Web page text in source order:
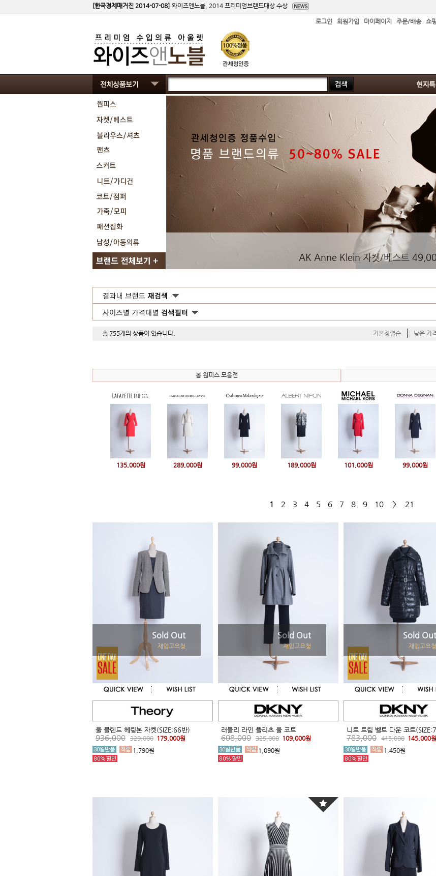
[한국일보 2014-03-27] 대한민국서비스만족 - e서비스부문 와이즈앤노블 대상수상
로그인 회원가입 마이페이지 주문/배송 쇼
AK Anne Klein 자켓/베스트
총 755개의 상품이 있습니다. 기본정렬순 낮은 가
봄 원피스 모음전
135,000원 289,000원 99,000원 189,000원 101,000원 99,000원
1 2 3 4 5 6 7 8 9 10 ＞ 21
Sold Out
재입고요청
울 블렌드 헤링본 자켓(SIZE:66반)
936,000 329,000 179,000원
1,790원
Sold Out
재입고요청
러블리 라인 플리츠 울 코트
608,000 325,000 109,000원
1,090원
Sold Out
재입고요청
니트 트림 벨트 다운 코트
783,000 415,000 145,000원
1,450원